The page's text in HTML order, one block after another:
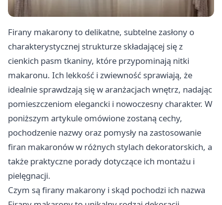
Firany makarony to delikatne, subtelne zasłony o
charakterystycznej strukturze składającej się z
cienkich pasm tkaniny, które przypominają nitki
makaronu. Ich lekkość i zwiewność sprawiają, że
idealnie sprawdzają się w aranżacjach wnętrz, nadając
pomieszczeniom elegancki i nowoczesny charakter. W
poniższym artykule omówione zostaną cechy,
pochodzenie nazwy oraz pomysły na zastosowanie
firan makaronów w różnych stylach dekoratorskich, a
także praktyczne porady dotyczące ich montażu i
pielęgnacji.
Czym są firany makarony i skąd pochodzi ich nazwa